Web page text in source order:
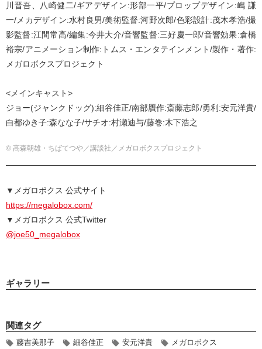
川晋吾、八崎健二/ギアデザイン:形部一平/プロップデザイン:嶋 謙
一/メカデザイン:水村良男/美術監督:河野次郎/色彩設計:茂木孝浩/撮
影監督:江間常高/編集:今井大介/音響監督:三好慶一郎/音響効果:倉橋
裕宗/アニメーション制作:トムス・エンタテインメント/製作・著作:
メガロボクスプロジェクト
<メインキャスト>
ジョー(ジャンクドッグ):細谷佳正/南部贋作:斎藤志郎/勇利:安元洋貴/
白都ゆき子:森なな子/サチオ:村瀬迪与/藤巻:木下浩之
© 高森朝雄・ちばてつや／講談社／メガロボクスプロジェクト
▼メガロボクス 公式サイト
https://megalobox.com/
▼メガロボクス 公式Twitter
@joe50_megalobox
ギャラリー
関連タグ
藤吉美那子 細谷佳正 安元洋貴
メガロボクス